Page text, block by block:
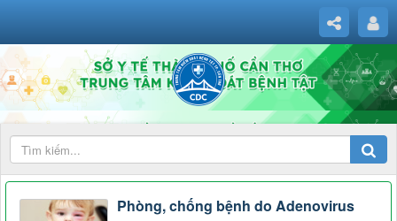
Phòng, chống bệnh do Adenovirus